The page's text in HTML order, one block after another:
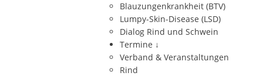
Blauzungenkrankheit (BTV)
Lumpy-Skin-Disease (LSD)
Dialog Rind und Schwein
Termine ↓
Verband & Veranstaltungen
Rind